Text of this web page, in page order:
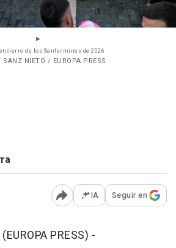
de los Sanfermines de 2026
SANZ NIETO / EUROPA PRESS
Abrir opciones para
IA Seguir en
PRESS) -